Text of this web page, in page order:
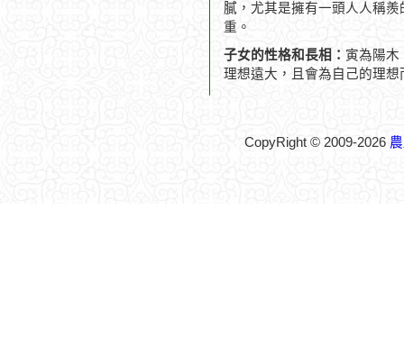
膩，尤其是擁有一頭人人稱
重。
子女的性格和長相： 寅為陽木
理想遠大，且會為自己的理想
CopyRight © 2009-2026